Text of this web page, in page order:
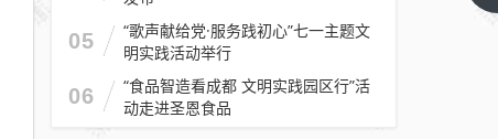
05
“歌声献给党·服务践初心”七一主题文
明实践活动举行
06
“食品智造看成都 文明实践园区行”活
动走进圣恩食品